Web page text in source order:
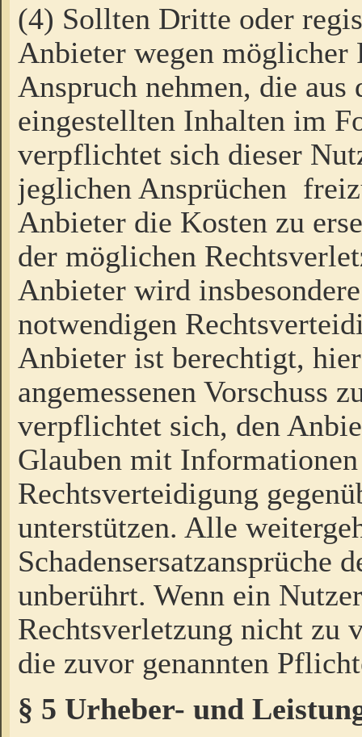
(4) Sollten Dritte oder
Anbieter wegen möglicher
Anspruch nehmen, die
eingestellten Inhalten im
verpflichtet sich dieser
jeglichen Ansprüchen
Anbieter die Kosten zu
der möglichen
Anbieter wird
notwendigen
Anbieter ist berechtigt,
angemessenen Vorschuss
verpflichtet sich, den
Glauben mit
Rechtsverteidigung
unterstützen. Alle
Schadensersatzansprüche
unberührt. Wenn ein
Rechtsverletzung nicht zu
die zuvor genannten
§ 5 Urheber- und